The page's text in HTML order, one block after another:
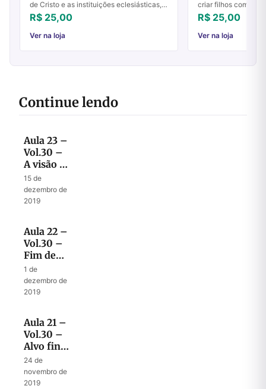
de Cristo e as instituições eclesiásticas,
numa tentativa de apresentar a ligação e
a distinção entre ambos. No cen...
R$ 25,00
Ver na loja
criar filhos com
Aprenda com a
autor.
R$ 25,00
Ver na loja
Continue lendo
Aula 23 –
Vol.30 –
A visão de
Ezequiel
comparada
com
15 de
dezembro de
2019
Aula 22 –
Vol.30 –
Fim de
mistura e
contaminação
1 de
dezembro de
2019
Aula 21 –
Vol.30 –
Alvo final
do plano
de Deus
na visão
24 de
novembro de
2019